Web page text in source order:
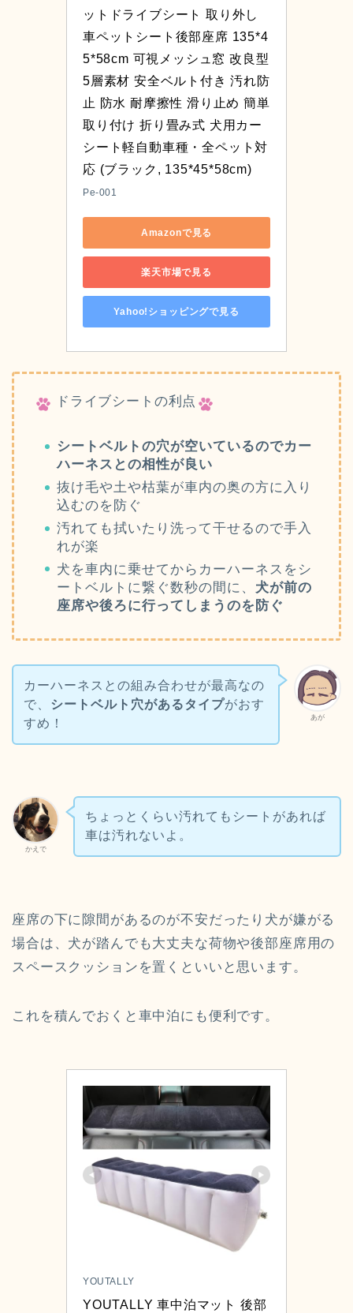
ットドライブシート 取り外し
車ペットシート後部座席 135*4
5*58cm 可視メッシュ窓 改良型
5層素材 安全ベルト付き 汚れ防
止 防水 耐摩擦性 滑り止め 簡単
取り付け 折り畳み式 犬用カー
シート軽自動車種・全ペット対
応 (ブラック, 135*45*58cm)
Pe-001
Amazonで見る
楽天市場で見る
Yahoo!ショッピングで見る
ドライブシートの利点
シートベルトの穴が空いているのでカー
ハーネスとの相性が良い
抜け毛や土や枯葉が車内の奥の方に入り
込むのを防ぐ
汚れても拭いたり洗って干せるので手入
れが楽
犬を車内に乗せてからカーハーネスをシ
ートベルトに繋ぐ数秒の間に、 犬が前の
座席や後ろに行ってしまうのを防ぐ
あが
カーハーネスとの組み合わせが最高なの
で、
シートベルト穴があるタイプがおす
すめ！
かえで
ちょっとくらい汚れてもシートがあれば
車は汚れないよ。
座席の下に隙間があるのが不安だったり犬が嫌がる
場合は、犬が踏んでも大丈夫な荷物や後部座席用の
スペースクッションを置くといいと思います。
これを積んでおくと車中泊にも便利です。
YOUTALLY
YOUTALLY 車中泊マット 後部